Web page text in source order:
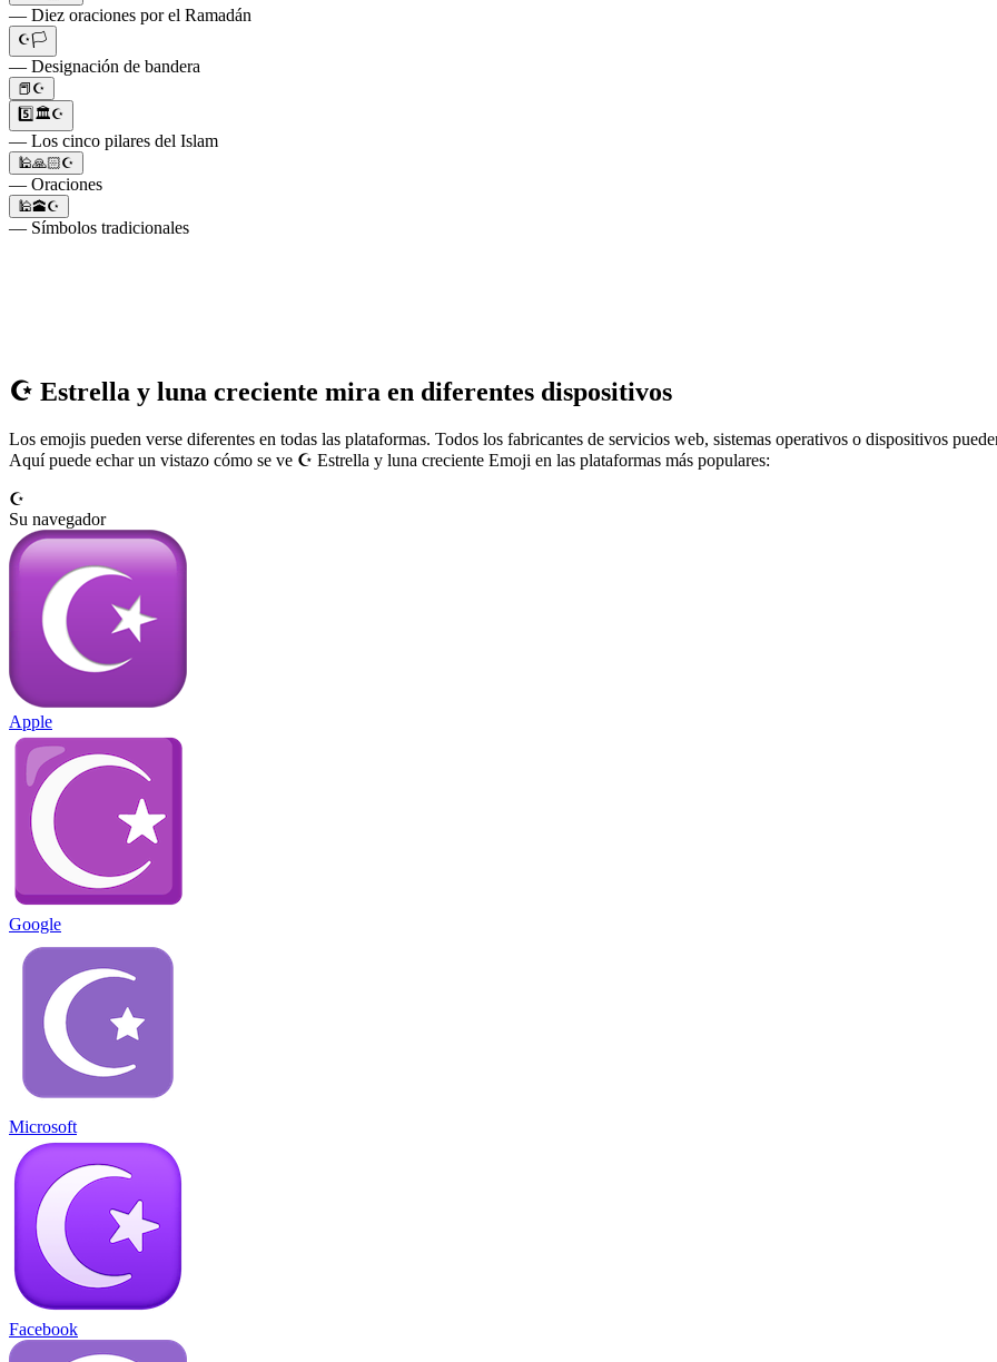
— Diez oraciones por el Ramadán
☪️🏳️
— Designación de bandera
📕☪️
5️⃣🏛️☪️
— Los cinco pilares del Islam
🕌🙏🏻☪️
— Oraciones
🕌🕋☪️
— Símbolos tradicionales
☪️ Estrella y luna creciente mira en diferentes dispositivos
Los emojis pueden verse diferentes en todas las plataformas. Todos los fabricantes de servicios web, sistemas operativos o dispositivos
Aquí puede echar un vistazo cómo se ve ☪️ Estrella y luna creciente Emoji en las plataformas más populares:
☪️
Su navegador
Apple
Google
Microsoft
Facebook